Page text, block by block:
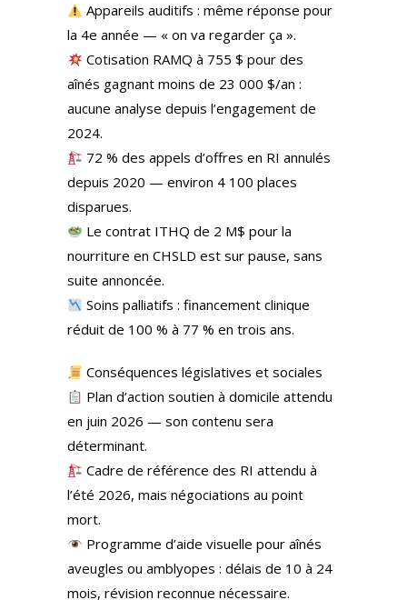
Appareils auditifs : même réponse pour
la 4e année — « on va regarder ça ».
Cotisation RAMQ à 755 $ pour des
aînés gagnant moins de 23 000 $/an :
aucune analyse depuis l’engagement de
2024.
72 % des appels d’offres en RI annulés
depuis 2020 — environ 4 100 places
disparues.
Le contrat ITHQ de 2 M$ pour la
nourriture en CHSLD est sur pause, sans
suite annoncée.
Soins palliatifs : financement clinique
réduit de 100 % à 77 % en trois ans.
Conséquences législatives et sociales
Plan d’action soutien à domicile attendu
en juin 2026 — son contenu sera
déterminant.
Cadre de référence des RI attendu à
l’été 2026, mais négociations au point
mort.
Programme d’aide visuelle pour aînés
aveugles ou amblyopes : délais de 10 à 24
mois, révision reconnue nécessaire.